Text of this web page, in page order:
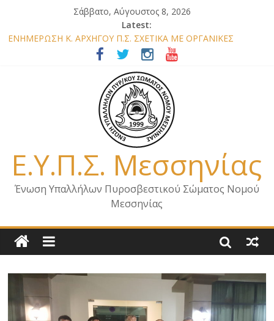
Σάββατο, Αύγουστος 8, 2026
Latest:
ΕΝΗΜΕΡΩΣΗ Κ. ΑΡΧΗΓΟΥ Π.Σ. ΣΧΕΤΙΚΑ ΜΕ ΟΡΓΑΝΙΚΕΣ
ΘΕΣΕΙΣ ΝΟΜΟΥ ΜΕΣΣΗΝΙΑΣ 2026
ΕΝΗΜΕΡΩΣΗ ΜΕΛΩΝ – ΕΠΙΣΚΕΨΗ ΕΝΩΣΗΣ ΣΕ ΥΠΗΡΕΣΙΕΣ ΚΑΙ
ΚΛΙΜΑΚΙΑ ΤΟΥ ΝΟΜΟΥ ΜΑΣ
ΕΝΗΜΕΡΩΣΗ ΜΕΛΩΝ ΓΙΑ ΕΠΙΣΚΕΨΕΙΣ ΣΩΜΑΤΕΙΟΥ
ΕΝΗΜΕΡΩΣΗ ΜΕΛΩΝ – ΕΠΙΣΚΕΨΗ ΣΤΗΝ Π.Υ. Α/Δ ΚΑΛΑΜΑΤΑΣ
ΕΠΙΣΤΟΛΗ ΓΙΑ ΣΧΕΔΙΟ ΔΑΣΩΝ 2026
Ε.Υ.Π.Σ. Μεσσηνίας
Ένωση Υπαλλήλων Πυροσβεστικού Σώματος Νομού
Μεσσηνίας